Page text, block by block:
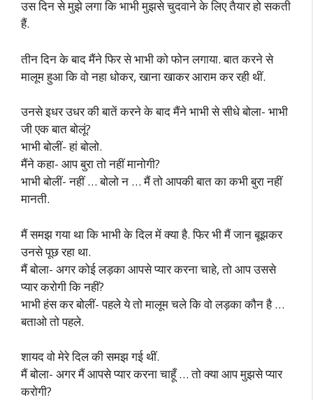
उस दिन से मुझे लगा कि भाभी मुझसे चुदवाने के लिए तैयार हो सकती
हैं.
तीन दिन के बाद मैंने फिर से भाभी को फोन लगाया. बात करने से
मालूम हुआ कि वो नहा धोकर, खाना खाकर आराम कर रही थीं.
उनसे इधर उधर की बातें करने के बाद मैंने भाभी से सीधे बोला- भाभी
जी एक बात बोलूं?
भाभी बोलीं- हां बोलो.
मैंने कहा- आप बुरा तो नहीं मानोगी?
भाभी बोलीं- नहीं … बोलो न … मैं तो आपकी बात का कभी बुरा नहीं
मानती.
मैं समझ गया था कि भाभी के दिल में क्या है. फिर भी मैं जान बूझकर
उनसे पूछ रहा था.
मैं बोला- अगर कोई लड़का आपसे प्यार करना चाहे, तो आप उससे
प्यार करोगी कि नहीं?
भाभी हंस कर बोलीं- पहले ये तो मालूम चले कि वो लड़का कौन है …
बताओ तो पहले.
शायद वो मेरे दिल की समझ गई थीं.
मैं बोला- अगर मैं आपसे प्यार करना चाहूँ … तो क्या आप मुझसे प्यार
करोगी?